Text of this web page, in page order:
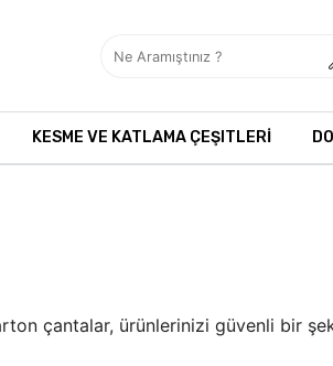
KESME VE KATLAMA ÇEŞITLERİ
çantalar, ürünlerinizi güvenli bir